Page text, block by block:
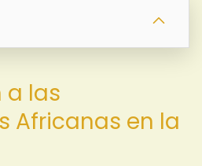
a las
Africanas en la